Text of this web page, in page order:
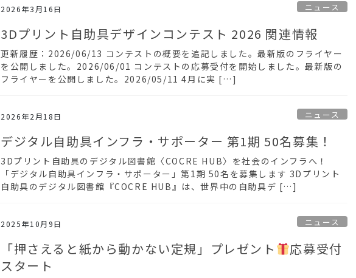
2026年3月16日 ニュース
3Dプリント自助具デザインコンテスト 2026 関連情報
更新履歴：2026/06/13 コンテストの概要を追記しました。最新版のフライヤー
を公開しました。2026/06/01 コンテストの応募受付を開始しました。最新版の
フライヤーを公開しました。2026/05/11 4月に実 […]
2026年2月18日 ニュース
デジタル自助具インフラ・サポーター 第1期 50名募集！
3Dプリント自助具のデジタル図書館〈COCRE HUB〉を社会のインフラへ！
「デジタル自助具インフラ・サポーター」第1期 50名を募集します 3Dプリント
自助具のデジタル図書館『COCRE HUB』は、世界中の自助具デ […]
2025年10月9日 ニュース
「押さえると紙から動かない定規」プレゼント
応募受付
スタート